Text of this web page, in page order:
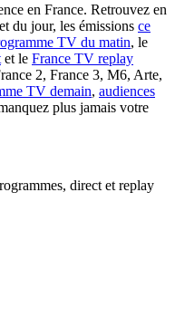
en France. Retrouvez en
du jour, les émissions ce
TV du matin, le
et le France TV replay
2, France 3, M6, Arte,
TV demain, audiences
plus jamais votre
direct et replay